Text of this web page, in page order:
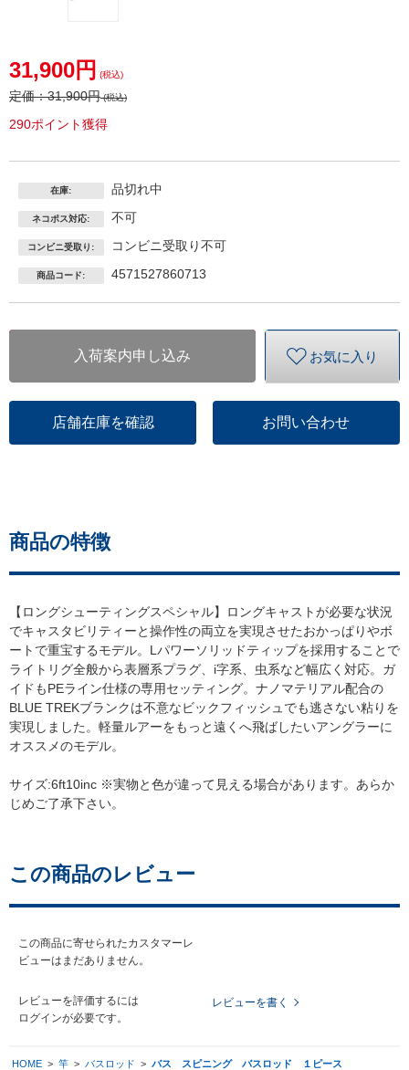
31,900円 (税込)
定価：31,900円(税込)
290ポイント獲得
在庫: 品切れ中
ネコポス対応: 不可
コンビニ受取り: コンビニ受取り不可
商品コード: 4571527860713
入荷案内申し込み お気に入り
店舗在庫を確認 お問い合わせ
商品の特徴
【ロングシューティングスペシャル】ロングキャストが必要な状況
でキャスタビリティーと操作性の両立を実現させたおかっぱりやボ
ートで重宝するモデル。Lパワーソリッドティップを採用することで
ライトリグ全般から表層系プラグ、i字系、虫系など幅広く対応。ガ
イドもPEライン仕様の専用セッティング。ナノマテリアル配合の
BLUE TREKブランクは不意なビックフィッシュでも逃さない粘りを
実現しました。軽量ルアーをもっと遠くへ飛ばしたいアングラーに
オススメのモデル。
サイズ:6ft10inc ※実物と色が違って見える場合があります。あらか
じめご了承下さい。
この商品のレビュー
この商品に寄せられたカスタマーレ
ビューはまだありません。
レビューを評価するには
ログインが必要です。
レビューを書く
HOME > 竿 > バスロッド > バス スピニング バスロッド １ピース